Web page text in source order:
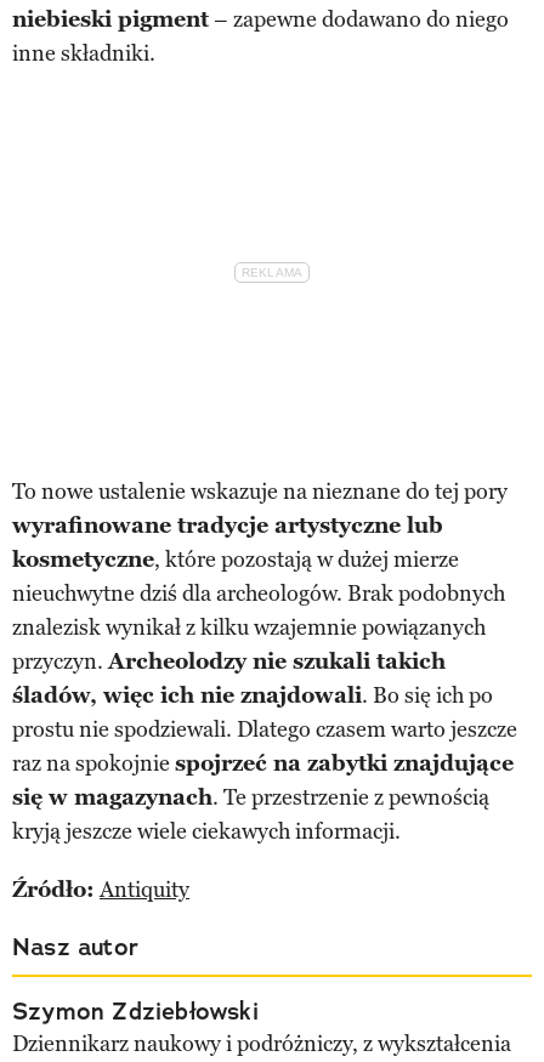
niebieski pigment– zapewne dodawano do niego
inne składniki.
To nowe ustalenie wskazuje na nieznane do tej pory
wyrafinowane tradycje artystyczne lub
kosmetyczne, które pozostają w dużej mierze
nieuchwytne dziś dla archeologów. Brak podobnych
znalezisk wynikał z kilku wzajemnie powiązanych
przyczyn.Archeolodzy nie szukali takich
śladów, więc ich nie znajdowali. Bo się ich po
prostu nie spodziewali. Dlatego czasem warto jeszcze
raz na spokojnie spojrzeć na zabytki znajdujące
się w magazynach. Te przestrzenie z pewnością
kryją jeszcze wiele ciekawych informacji.
Źródło: Antiquity
Nasz autor
Szymon Zdziebłowski
Dziennikarz naukowy i podróżniczy, z wykształcenia